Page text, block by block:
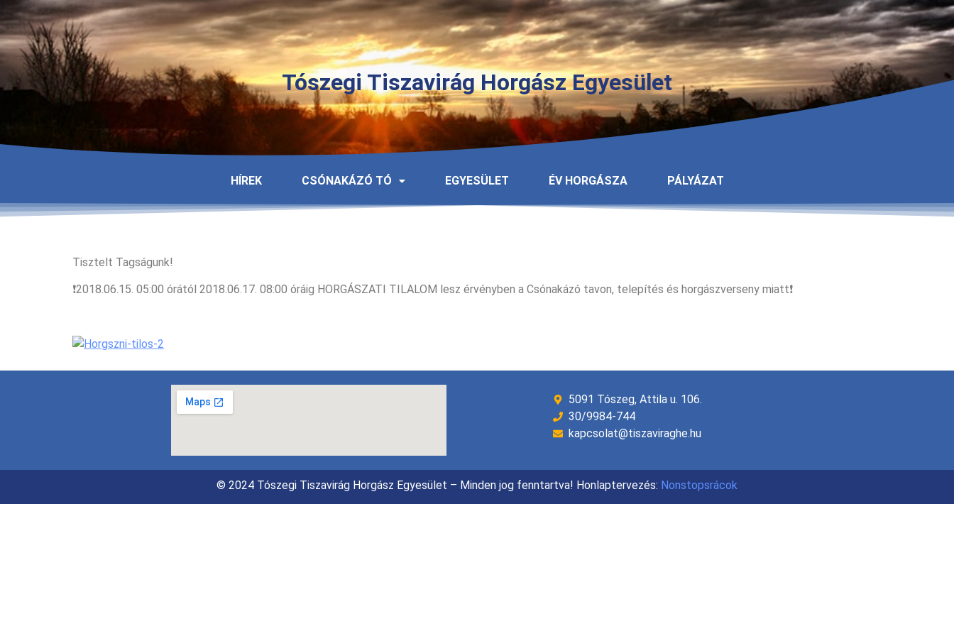
Tószegi Tiszavirág Horgász Egyesület
HÍREK CSÓNAKÁZÓ TÓ EGYESÜLET ÉV HORGÁSZA PÁLYÁZAT
Tisztelt Tagságunk!
❗2018.06.15. 05:00 órától 2018.06.17. 08:00 óráig HORGÁSZATI TILALOM lesz érvényben a Csónakázó tavon, telepítés és horgászverseny miatt❗
5091 Tószeg, Attila u. 106.
30/9984-744
kapcsolat@tiszaviraghe.hu
© 2024 Tószegi Tiszavirág Horgász Egyesület – Minden jog fenntartva! Honlaptervezés: Nonstopsrácok